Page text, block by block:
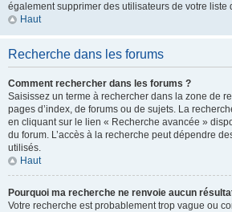
également supprimer des utilisateurs de votre liste
Haut
Recherche dans les forums
Comment rechercher dans les forums ?
Saisissez un terme à rechercher dans la zone de
pages d’index, de forums ou de sujets. La
en cliquant sur le lien « Recherche avancée »
du forum. L’accès à la recherche peut dépendre
utilisés.
Haut
Pourquoi ma recherche ne renvoie aucun
Votre recherche est probablement trop vague ou